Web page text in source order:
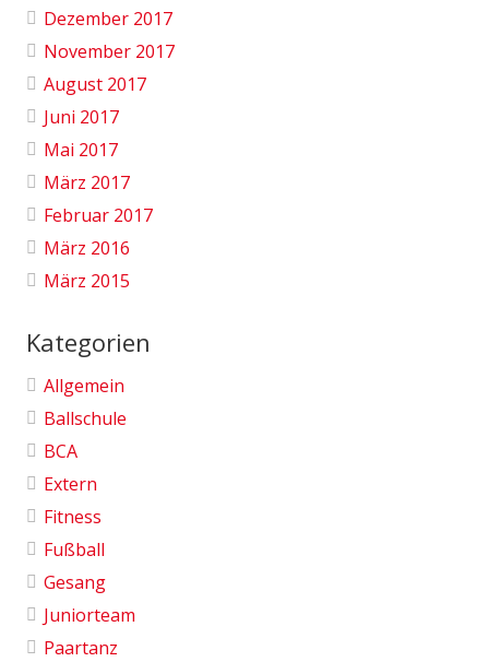
Dezember 2017
November 2017
August 2017
Juni 2017
Mai 2017
März 2017
Februar 2017
März 2016
März 2015
Kategorien
Allgemein
Ballschule
BCA
Extern
Fitness
Fußball
Gesang
Juniorteam
Paartanz